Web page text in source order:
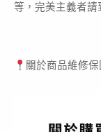
等，完美主義者請
關於商品維修保